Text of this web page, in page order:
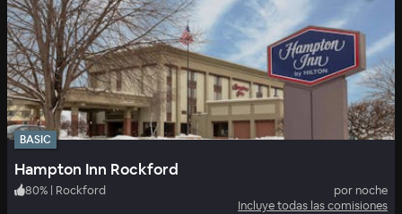
BASIC
Hampton Inn Rockford
80% | Rockford
por noche
Incluye todas las comisiones